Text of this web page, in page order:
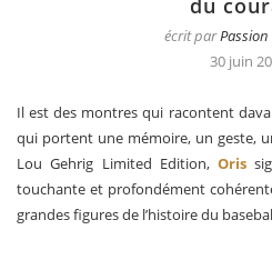
du
écrit par
30 juin
Il est des montres qui racontent
qui portent une mémoire, un geste,
Lou Gehrig Limited Edition,Oris
touchante et profondément
grandes figures de l’histoire du